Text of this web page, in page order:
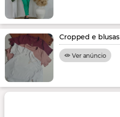
Cropped e blusas
Ver anúncio